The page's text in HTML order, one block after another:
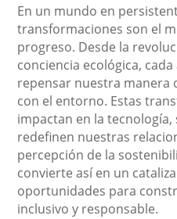
En un mundo en
transformaciones son el
progreso. Desde la
conciencia ecológica,
repensar nuestra manera
con el entorno. Estas
impactan en la
redefinen nuestras
percepción de la
convierte así en un
oportunidades para
inclusivo y responsable.